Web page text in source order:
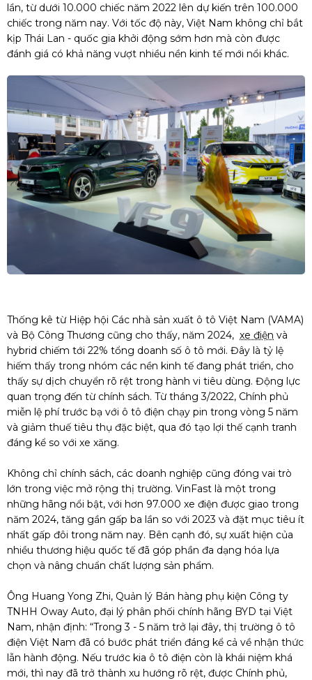
lần, từ dưới 10.000 chiếc năm 2022 lên dự kiến trên 100.000
chiếc trong năm nay. Với tốc độ này, Việt Nam không chỉ bắt
kịp Thái Lan - quốc gia khởi động sớm hơn mà còn được
đánh giá có khả năng vượt nhiều nền kinh tế mới nổi khác.
Thống kê từ Hiệp hội Các nhà sản xuất ô tô Việt Nam (VAMA)
và Bộ Công Thương cũng cho thấy, năm 2024, xe điện và
hybrid chiếm tới 22% tổng doanh số ô tô mới. Đây là tỷ lệ
hiếm thấy trong nhóm các nền kinh tế đang phát triển, cho
thấy sự dịch chuyển rõ rệt trong hành vi tiêu dùng. Động lực
quan trọng đến từ chính sách. Từ tháng 3/2022, Chính phủ
miễn lệ phí trước bạ với ô tô điện chạy pin trong vòng 5 năm
và giảm thuế tiêu thụ đặc biệt, qua đó tạo lợi thế cạnh tranh
đáng kể so với xe xăng.
Không chỉ chính sách, các doanh nghiệp cũng đóng vai trò
lớn trong việc mở rộng thị trường. VinFast là một trong
những hãng nổi bật, với hơn 97.000 xe điện được giao trong
năm 2024, tăng gần gấp ba lần so với 2023 và đặt mục tiêu ít
nhất gấp đôi trong năm nay. Bên cạnh đó, sự xuất hiện của
nhiều thương hiệu quốc tế đã góp phần đa dạng hóa lựa
chọn và nâng chuẩn chất lượng sản phẩm.
Ông Huang Yong Zhi, Quản lý Bán hàng phụ kiện Công ty
TNHH Oway Auto, đại lý phân phối chính hãng BYD tại Việt
Nam, nhận định: “Trong 3 - 5 năm trở lại đây, thị trường ô tô
điện Việt Nam đã có bước phát triển đáng kể cả về nhận thức
lẫn hành động. Nếu trước kia ô tô điện còn là khái niệm khá
mới, thì nay đã trở thành xu hướng rõ rệt, được Chính phủ,